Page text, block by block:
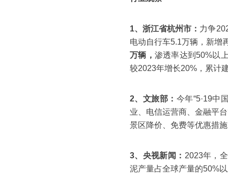
1、浙江省杭州市： 力争
电动自行车5.1万辆，新增
万辆， 渗透率达到50%以
较2023年增长20%，累计
2、文旅部： 今年“5·19中
业、电信运营商、金融平
景区降价、免费等优惠措
3、央视新闻： 2023年，
泥产量占全球产量的50%